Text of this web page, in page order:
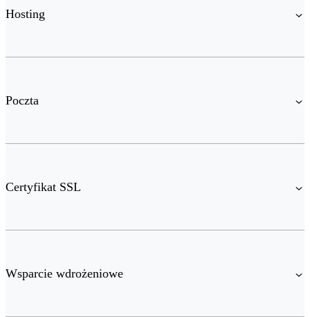
Hosting
Poczta
Certyfikat SSL
Wsparcie wdrożeniowe